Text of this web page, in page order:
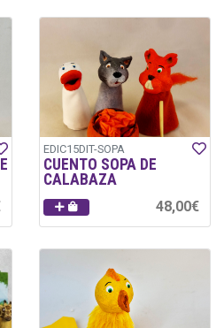
EDIC15DIT-SOPA
CUENTO SOPA DE
CALABAZA
48,00€